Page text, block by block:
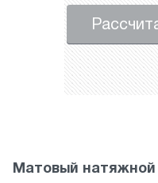
Матовый натяжной